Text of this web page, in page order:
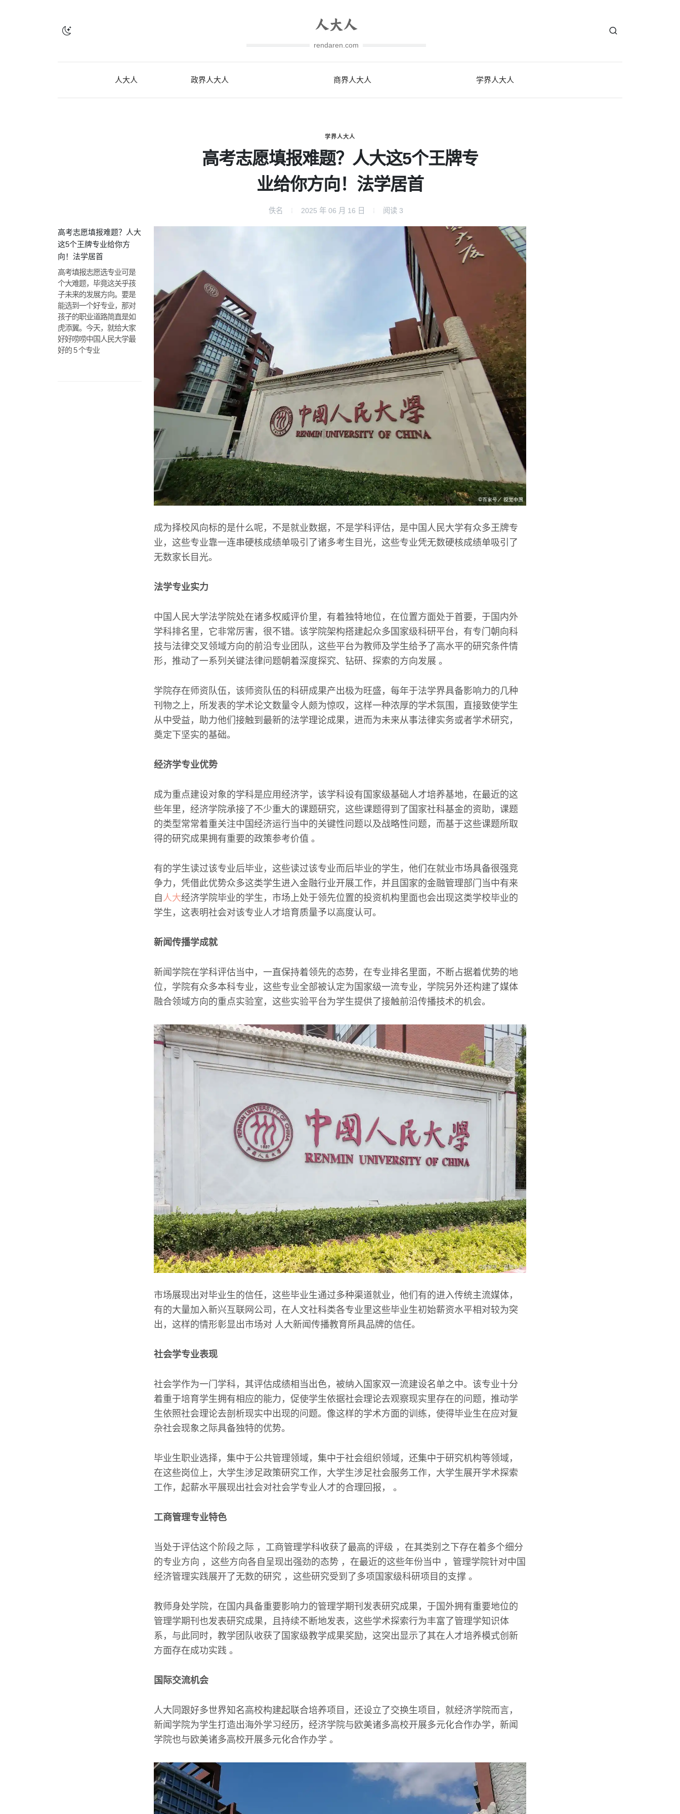
rendaren.com
人大人 政界人大人 商界人大人 学界人大人
学界人大人
高考志愿填报难题？人大这5个王牌专
业给你方向！法学居首
佚名 2025 年 06 月 16 日 阅读 3
高考志愿填报难题？人大
这5个王牌专业给你方
向！法学居首
高考填报志愿选专业可是
个大难题，毕竟这关乎孩
子未来的发展方向。要是
能选到一个好专业，那对
孩子的职业道路简直是如
虎添翼。今天，就给大家
好好唠唠中国人民大学最
好的 5 个专业
成为择校风向标的是什么呢，不是就业数据，不是学科评估，是中国人民大学有众多王牌专
业，这些专业靠一连串硬核成绩单吸引了诸多考生目光，这些专业凭无数硬核成绩单吸引了
无数家长目光。
法学专业实力
中国人民大学法学院处在诸多权威评价里，有着独特地位，在位置方面处于首要，于国内外
学科排名里，它非常厉害，很不错。该学院架构搭建起众多国家级科研平台，有专门朝向科
技与法律交叉领域方向的前沿专业团队，这些平台为教师及学生给予了高水平的研究条件情
形，推动了一系列关键法律问题朝着深度探究、钻研、探索的方向发展 。
学院存在师资队伍，该师资队伍的科研成果产出极为旺盛，每年于法学界具备影响力的几种
刊物之上，所发表的学术论文数量令人颇为惊叹，这样一种浓厚的学术氛围，直接致使学生
从中受益，助力他们接触到最新的法学理论成果，进而为未来从事法律实务或者学术研究，
奠定下坚实的基础。
经济学专业优势
成为重点建设对象的学科是应用经济学，该学科设有国家级基础人才培养基地，在最近的这
些年里，经济学院承接了不少重大的课题研究，这些课题得到了国家社科基金的资助，课题
的类型常常着重关注中国经济运行当中的关键性问题以及战略性问题，而基于这些课题所取
得的研究成果拥有重要的政策参考价值 。
有的学生读过该专业后毕业，这些读过该专业而后毕业的学生，他们在就业市场具备很强竞
争力，凭借此优势众多这类学生进入金融行业开展工作，并且国家的金融管理部门当中有来
自 人大经济学院毕业的学生，市场上处于领先位置的投资机构里面也会出现这类学校毕业的
学生，这表明社会对该专业人才培育质量予以高度认可。
新闻传播学成就
新闻学院在学科评估当中，一直保持着领先的态势，在专业排名里面，不断占据着优势的地
位，学院有众多本科专业，这些专业全部被认定为国家级一流专业，学院另外还构建了媒体
融合领域方向的重点实验室，这些实验平台为学生提供了接触前沿传播技术的机会。
市场展现出对毕业生的信任，这些毕业生通过多种渠道就业，他们有的进入传统主流媒体，
有的大量加入新兴互联网公司，在人文社科类各专业里这些毕业生初始薪资水平相对较为突
出，这样的情形彰显出市场对 人大新闻传播教育所具品牌的信任。
社会学专业表现
社会学作为一门学科，其评估成绩相当出色，被纳入国家双一流建设名单之中。该专业十分
着重于培育学生拥有相应的能力，促使学生依据社会理论去观察现实里存在的问题，推动学
生依照社会理论去剖析现实中出现的问题。像这样的学术方面的训练，使得毕业生在应对复
杂社会现象之际具备独特的优势。
毕业生职业选择，集中于公共管理领域，集中于社会组织领域，还集中于研究机构等领域，
在这些岗位上，大学生涉足政策研究工作，大学生涉足社会服务工作，大学生展开学术探索
工作，起薪水平展现出社会对社会学专业人才的合理回报， 。
工商管理专业特色
当处于评估这个阶段之际 ，工商管理学科收获了最高的评级 ，在其类别之下存在着多个细分
的专业方向 ，这些方向各自呈现出强劲的态势 ，在最近的这些年份当中 ，管理学院针对中国
经济管理实践展开了无数的研究 ，这些研究受到了多项国家级科研项目的支撑 。
教师身处学院，在国内具备重要影响力的管理学期刊发表研究成果，于国外拥有重要地位的
管理学期刊也发表研究成果，且持续不断地发表，这些学术探索行为丰富了管理学知识体
系，与此同时，教学团队收获了国家级教学成果奖励，这突出显示了其在人才培养模式创新
方面存在成功实践 。
国际交流机会
人大同跟好多世界知名高校构建起联合培养项目，还设立了交换生项目，就经济学院而言，
新闻学院为学生打造出海外学习经历，经济学院与欧美诸多高校开展多元化合作办学，新闻
学院也与欧美诸多高校开展多元化合作办学 。